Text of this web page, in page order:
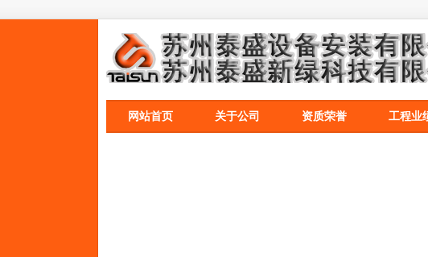
网站首页 关于公司 资质荣誉 工程业